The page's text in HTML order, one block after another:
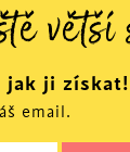
větší
jak ji získat!
email.